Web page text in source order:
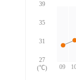
09
39
35
31
27
(℃)